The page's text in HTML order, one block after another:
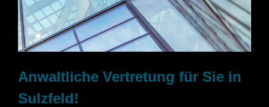
Anwaltliche Vertretung für Sie in
Sulzfeld!